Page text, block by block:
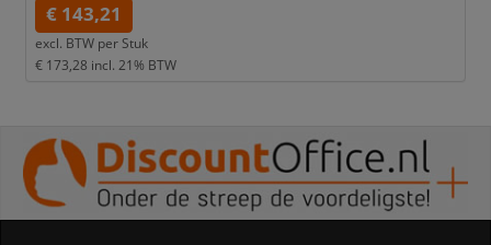
€ 143,21
excl. BTW per Stuk
€ 173,28 incl. 21% BTW